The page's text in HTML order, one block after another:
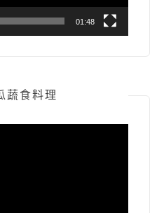
01:48
蔬食料理